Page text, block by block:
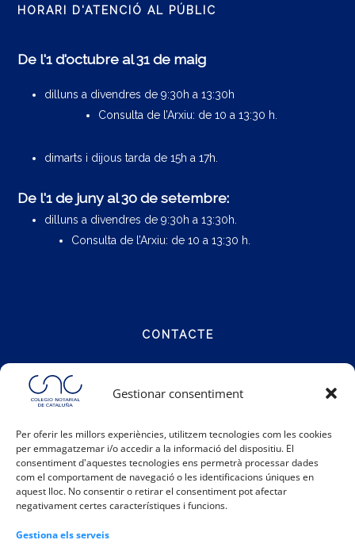
Gestionar consentiment
Per oferir les millors experiències, utilitzem tecnologies com les cookies
per emmagatzemar i/o accedir a la informació del dispositiu. El
consentiment d'aquestes tecnologies ens permetrà processar dades
com el comportament de navegació o les identificacions úniques en
aquest lloc. No consentir o retirar el consentiment pot afectar
negativament certes característiques i funcions.
Gestiona els serveis
HORARI D'ATENCIÓ AL PÚBLIC
De l'1 d'octubre al 31 de maig
dilluns a divendres de 9:30h a 13:30h
Consulta de l’Arxiu: de 10 a 13:30 h.
dimarts i dijous tarda de 15h a 17h.
De l'1 de juny al 30 de setembre:
dilluns a divendres de 9:30h a 13:30h.
Consulta de l’Arxiu: de 10 a 13:30 h.
CONTACTE
Telèfon: 93 317 48 00
Email:info@catalunya.notariado.org